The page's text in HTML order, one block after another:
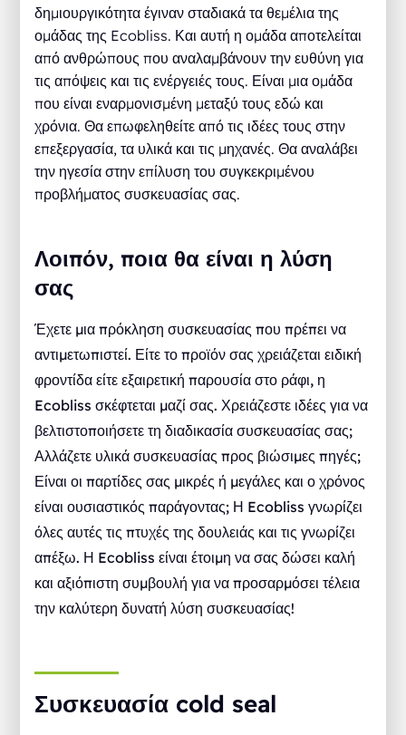
δημιουργικότητα έγιναν σταδιακά τα θεμέλια της
ομάδας της Ecobliss. Και αυτή η ομάδα αποτελείται
από ανθρώπους που αναλαμβάνουν την ευθύνη για
τις απόψεις και τις ενέργειές τους. Είναι μια ομάδα
που είναι εναρμονισμένη μεταξύ τους εδώ και
χρόνια. Θα επωφεληθείτε από τις ιδέες τους στην
επεξεργασία, τα υλικά και τις μηχανές. Θα αναλάβει
την ηγεσία στην επίλυση του συγκεκριμένου
προβλήματος συσκευασίας σας.
Λοιπόν, ποια θα είναι η λύση
σας
Έχετε μια πρόκληση συσκευασίας που πρέπει να
αντιμετωπιστεί. Είτε το προϊόν σας χρειάζεται ειδική
φροντίδα είτε εξαιρετική παρουσία στο ράφι, η
Ecobliss σκέφτεται μαζί σας. Χρειάζεστε ιδέες για να
βελτιστοποιήσετε τη διαδικασία συσκευασίας σας;
Αλλάζετε υλικά συσκευασίας προς βιώσιμες πηγές;
Είναι οι παρτίδες σας μικρές ή μεγάλες και ο χρόνος
είναι ουσιαστικός παράγοντας; Η Ecobliss γνωρίζει
όλες αυτές τις πτυχές της δουλειάς και τις γνωρίζει
απέξω. Η Ecobliss είναι έτοιμη να σας δώσει καλή
και αξιόπιστη συμβουλή για να προσαρμόσει τέλεια
την καλύτερη δυνατή λύση συσκευασίας!
Συσκευασία cold seal